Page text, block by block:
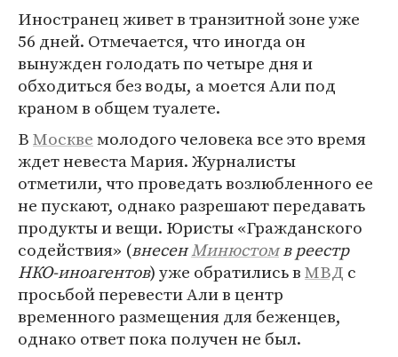
Иностранец живет в транзитной зоне уже
56 дней. Отмечается, что иногда он
вынужден голодать по четыре дня и
обходиться без воды, а моется Али под
краном в общем туалете.
ВМосквемолодого человека все это время
ждет невеста Мария. Журналисты
отметили, что проведать возлюбленного ее
не пускают, однако разрешают передавать
продукты и вещи. Юристы «Гражданского
содействия» (внесенМинюстомв реестр
НКО-иноагентов) уже обратились вМВД с
просьбой перевести Али в центр
временного размещения для беженцев,
однако ответ пока получен не был.